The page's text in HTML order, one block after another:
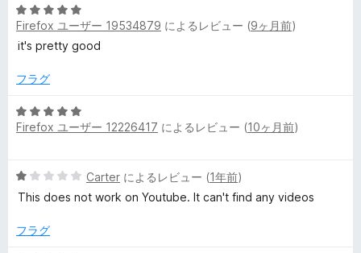
5
の
評
5
段
階
5
評
価
Firefox ユーザー 19534879 によるレビュー (9ヶ月前)
it's pretty good
フラグ
5
段
5
の
価
Firefox ユーザー 12226417 によるレビュー (10ヶ月前)
5
段
中
Carter によるレビュー (1年前)
This does not work on Youtube. It can't find any videos
フラグ